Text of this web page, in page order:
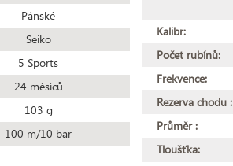
Pánské
Seiko
5 Sports
24 měsíců
103 g
100 m/10 bar
Kalibr:
Počet rubínů:
Frekvence:
Rezerva chodu :
Průměr :
Tloušťka: